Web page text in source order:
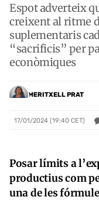
Espot adverteix
creixent al ritme
suplementaris
“sacrificis” per
econòmiques
MERITXELL PRAT
17/01/2024 (19:40 CET)
Posar límits a
productius com
una de les